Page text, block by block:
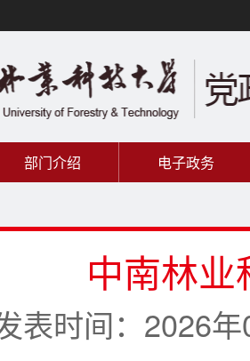
部门介绍 电子政务
中南林
表时间：2026